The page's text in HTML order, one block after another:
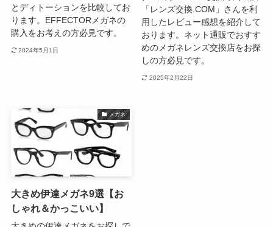
とディトーションを比較してお
ります。EFFECTORメガネの
購入をお考えの方必見です。
2024年5月1日
「レンズ交換.COM」さんを利
用したレビュー感想を紹介して
おります。ネット通販でおすす
めのメガネレンズ交換店をお探
しの方必見です。
2025年2月22日
メガネ
大きめ伊達メガネ9選【お
しゃれ＆かっこいい】